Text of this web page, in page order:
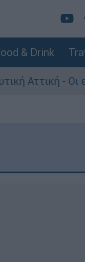
& Drink
εκτάσεις που